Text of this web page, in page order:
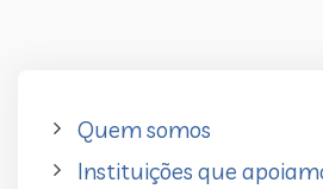
Quem somos
Instituições que